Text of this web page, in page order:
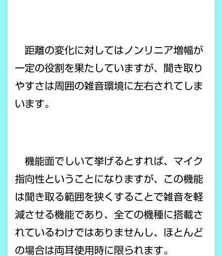
距離の変化に対してはノンリニア増幅が
一定の役割を果たしていますが、聞き取り
やすさは周囲の雑音環境に左右されてしま
います。
機能面でしいて挙げるとすれば、マイク
指向性ということになりますが、この機能
は聞き取る範囲を狭くすることで雑音を軽
減させる機能であり、全ての機種に搭載さ
れているわけではありませんし、ほとんど
の場合は両耳使用時に限られます。